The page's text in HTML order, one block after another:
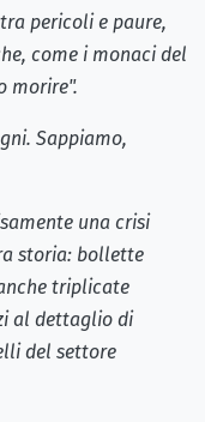
pericoli e paure,
come i monaci del
morire".
Sappiamo,
una crisi
storia: bollette
triplicate
al dettaglio di
del settore